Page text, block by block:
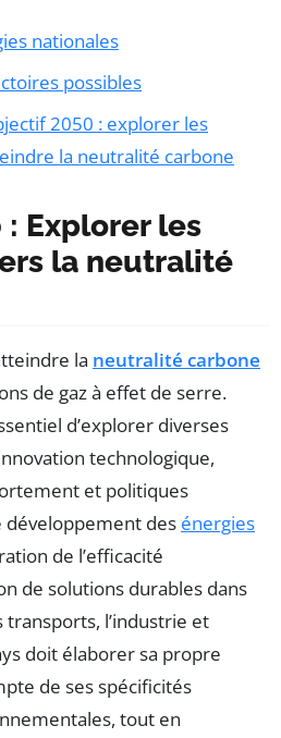
nationales
possibles
2050 : explorer les
la neutralité carbone
Explorer les
la neutralité
la neutralité carbone
de gaz à effet de serre.
d’explorer diverses
technologique,
et politiques
développement des énergies
de l’efficacité
de solutions durables dans
l’industrie et
doit élaborer sa propre
de ses spécificités
tout en